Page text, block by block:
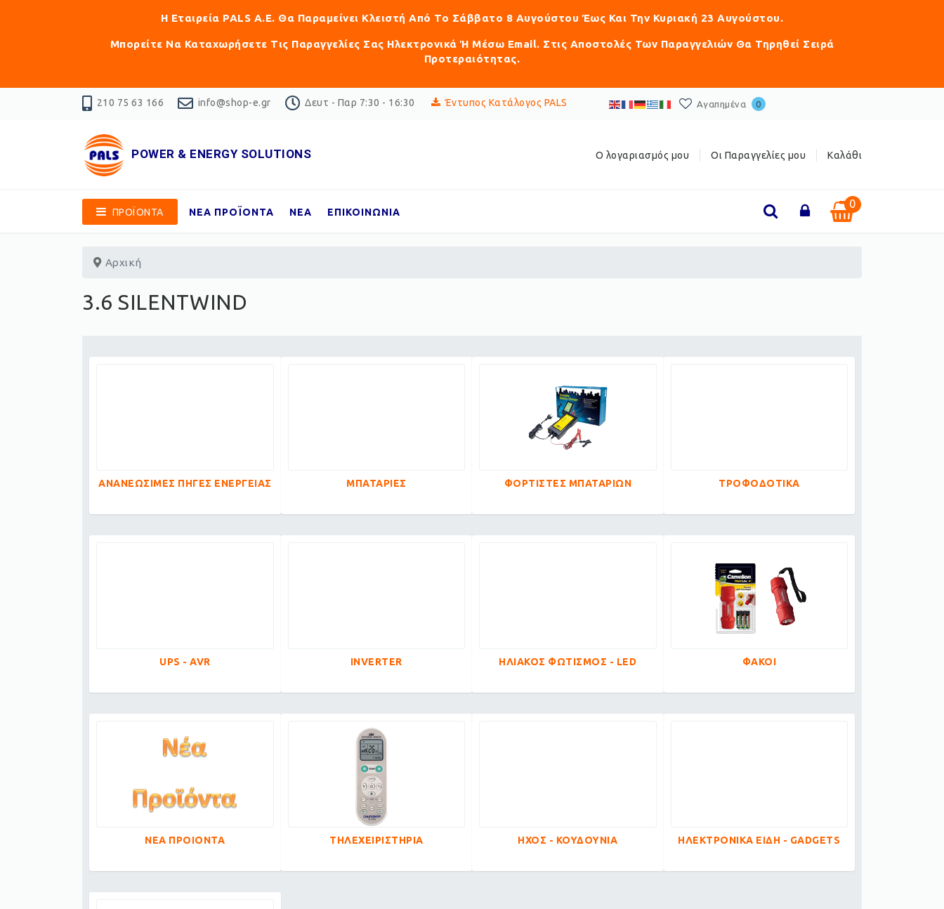
Η Εταιρεία PALS Α.Ε. Θα Παραμείνει Κλειστή Από Το Σάββατο 8 Αυγούστου Έως Και Την Κυριακή 23 Αυγούστου.
Μπορείτε Να Καταχωρήσετε Τις Παραγγελίες Σας Ηλεκτρονικά Ή Μέσω Email. Στις Αποστολές Των Παραγγελιών Θα Τηρηθεί Σειρά
Προτεραιότητας.
210 75 63 166 info@shop-e.gr Δευτ - Παρ 7:30 - 16:30 Έντυπος Κατάλογος PALS Αγαπημένα 0
POWER & ENERGY SOLUTIONS Ο λογαριασμός μου Οι Παραγγελίες μου Καλάθι
ΠΡΟΪΟΝΤΑ ΝΕΑ ΠΡΟΪΟΝΤΑ ΝΕΑ ΕΠΙΚΟΙΝΩΝΙΑ
0
Αρχική
3.6 SILENTWIND
ΑΝΑΝΕΩΣΙΜΕΣ ΠΗΓΕΣ ΕΝΕΡΓΕΙΑΣ ΜΠΑΤΑΡΙΕΣ ΦΟΡΤΙΣΤΕΣ ΜΠΑΤΑΡΙΩΝ ΤΡΟΦΟΔΟΤΙΚΑ
UPS - AVR INVERTER ΗΛΙΑΚΟΣ ΦΩΤΙΣΜΟΣ - LED ΦΑΚΟΙ
ΝΕΑ ΠΡΟΙΟΝΤΑ ΤΗΛΕΧΕΙΡΙΣΤΗΡΙΑ ΗΧΟΣ - ΚΟΥΔΟΥΝΙΑ ΗΛΕΚΤΡΟΝΙΚΑ ΕΙΔΗ - GADGETS